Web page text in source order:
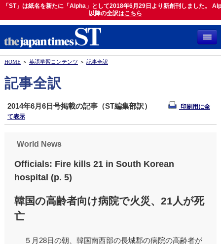
「ST」は紙名を新たに「Alpha」として2018年6月29日より新創刊しました。
以降の全訳はこちら
「ST」は紙名を新たに「Alpha」として2018年6月29日より新創刊しました。
以降の全訳はこちら
HOME＞ 英語学習コンテンツ ＞ 記事全訳
記事全訳
2014年6月6日号掲載の記事（ST編集部訳）
印刷用に全
て表示
World News
Officials: Fire kills 21 in South Korean
hospital (p. 5)
韓国の高齢者向け病院で火災、21人が死
亡
５月28日の朝、韓国南西部の長城郡の病院の高齢者が